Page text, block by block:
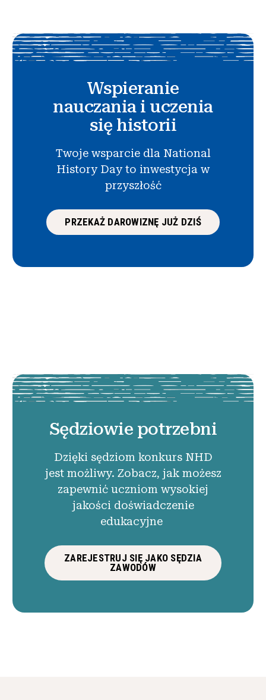
Wspieranie
nauczania i uczenia
się historii
Twoje wsparcie dla National
History Day to inwestycja w
przyszłość
PRZEKAŻ DAROWIZNĘ JUŻ DZIŚ
Sędziowie potrzebni
Dzięki sędziom konkurs NHD
jest możliwy. Zobacz, jak możesz
zapewnić uczniom wysokiej
jakości doświadczenie
edukacyjne
ZAREJESTRUJ SIĘ JAKO SĘDZIA
ZAWODÓW